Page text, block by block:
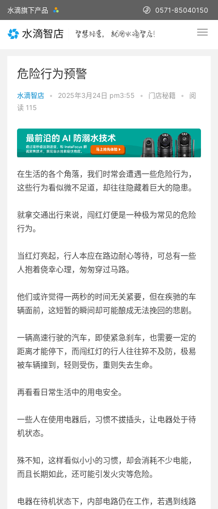
水滴旗下产品 0571-85040150
危险行为预警
水滴智店 • 2025年3月24日 pm3:55 • 门店秘籍 •
阅
读 115
在生活的各个角落，我们时常会遭遇一些危险行为，
这些行为看似微不足道，却往往隐藏着巨大的隐患。
就拿交通出行来说，闯红灯便是一种极为常见的危险
行为。
当红灯亮起，行人本应在路边耐心等待，可总有一些
人抱着侥幸心理，匆匆穿过马路。
他们或许觉得一两秒的时间无关紧要，但在疾驰的车
辆面前，这短暂的瞬间却可能酿成无法挽回的悲剧。
一辆高速行驶的汽车，即使紧急刹车，也需要一定的
距离才能停下，而闯红灯的行人往往猝不及防，极易
被车辆撞到，轻则受伤，重则失去生命。
再看看日常生活中的用电安全。
一些人在使用电器后，习惯不拔插头，让电器处于待
机状态。
殊不知，这样看似小小的习惯，却会消耗不少电能，
而且长期如此，还可能引发火灾等危险。
电器在待机状态下，内部电路仍在工作，若遇到线路